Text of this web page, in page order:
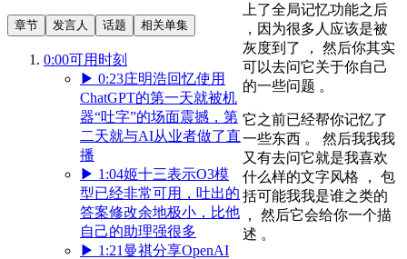
章节 发言人 话题 相关单集
0:00可用时刻
▶ 0:23庄明浩回忆使用
ChatGPT的第一天就被机
器“吐字”的场面震撼，第
二天就与AI从业者做了直
播
▶ 1:04姬十三表示O3模
型已经非常可用，吐出的
答案修改余地极小，比他
自己的助理强很多
▶ 1:21 曼祺分享OpenAI
上了全局记忆功能之后
，因为很多人应该是被
灰度到了 ， 然后你其实
可以去问它关于你自己
的一些问题 。
它之前已经帮你记忆了
一些东西 。 然后我我我
又有去问它就是我喜欢
什么样的文字风格 ， 包
括可能我我是谁之类的
， 然后它会给你一个描
述 。